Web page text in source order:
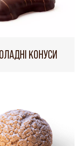
КОНУСИ